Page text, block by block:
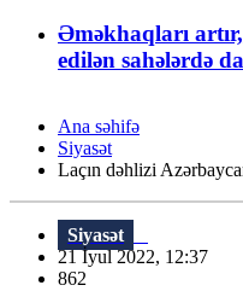
Əməkhaqları
edilən sahələrdə
Ana səhifə
Siyasət
Laçın dəhlizi
Siyasət
21 İyul 2022, 12:37
862